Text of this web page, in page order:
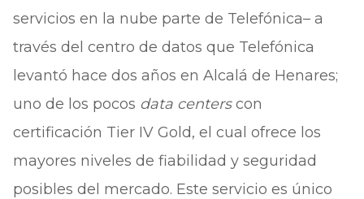
servicios en la nube parte de Telefónica– a
través del centro de datos que Telefónica
levantó hace dos años en Alcalá de Henares;
uno de los pocos data centerscon
certificación Tier IV Gold, el cual ofrece los
mayores niveles de fiabilidad y seguridad
posibles del mercado. Este servicio es único